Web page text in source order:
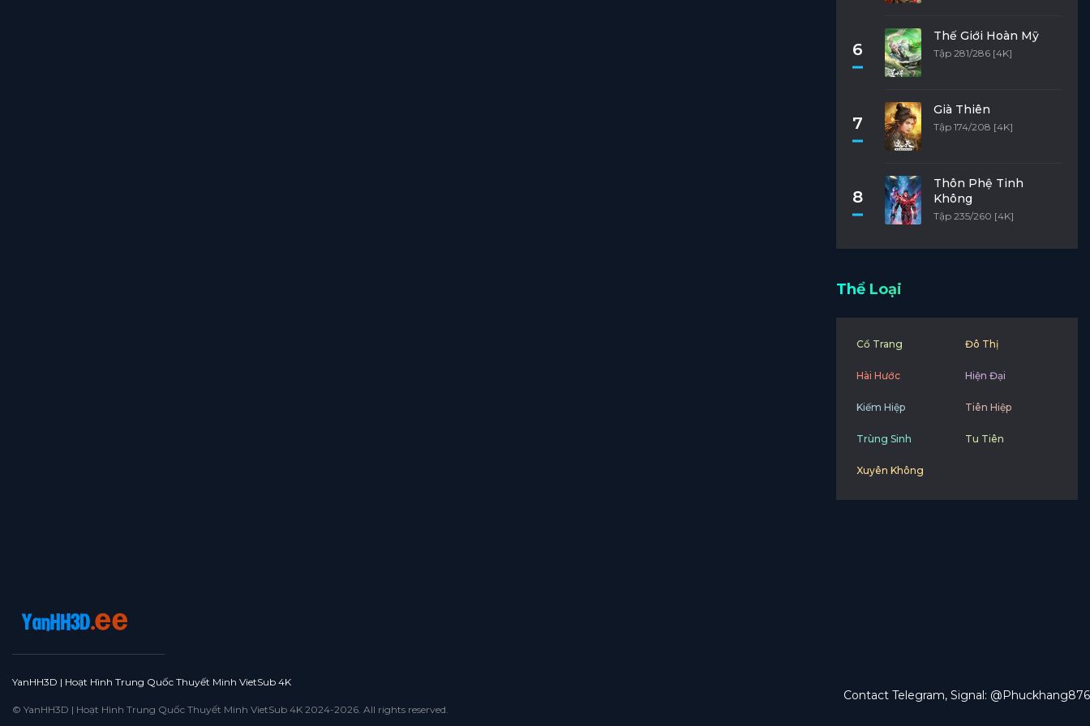
6
Thế Giới Hoàn Mỹ
Tập 281/286 [4K]
7
Già Thiên
Tập 174/208 [4K]
8
Thôn Phệ Tinh
Không
Tập 235/260 [4K]
Thể Loại
Cổ Trang Đô Thị
Hài Hước Hiện Đại
Kiếm Hiệp Tiên Hiệp
Trùng Sinh Tu Tiên
Xuyên Không
YanHH3D | Hoạt Hình Trung Quốc Thuyết Minh VietSub 4K
Contact Telegram, Signal: @Phuckhang876
© YanHH3D | Hoạt Hình Trung Quốc Thuyết Minh VietSub 4K 2024-2026. All rights reserved.